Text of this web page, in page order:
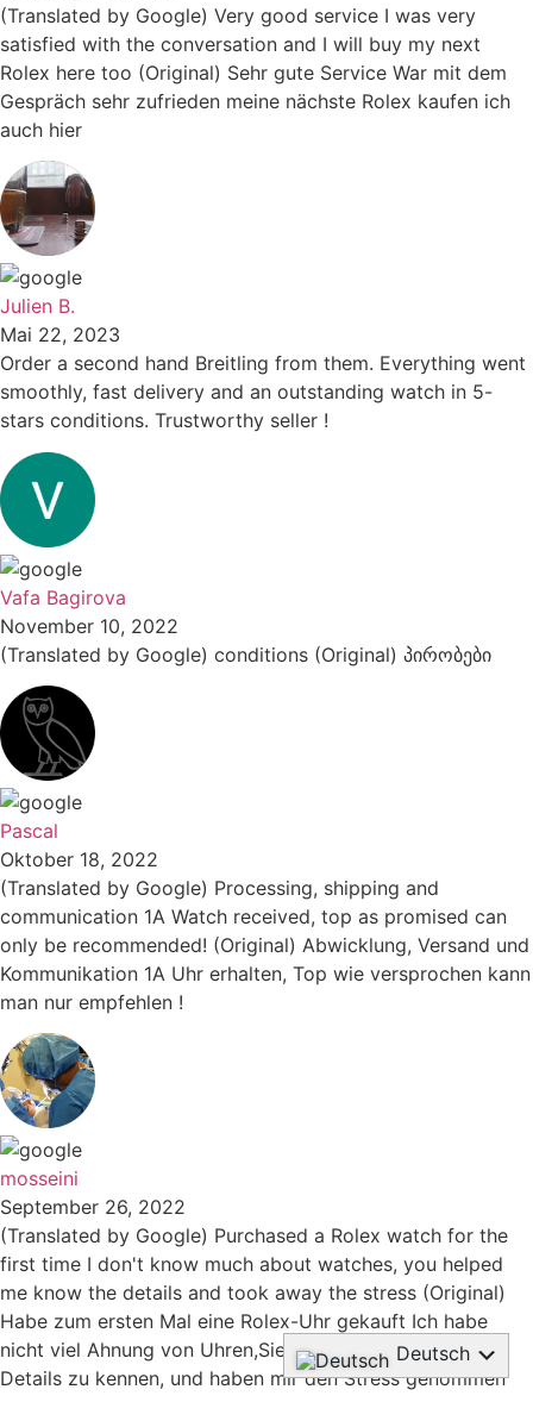
(Translated by Google) Very good service I was very
satisfied with the conversation and I will buy my next
Rolex here too (Original) Sehr gute Service War mit dem
Gespräch sehr zufrieden meine nächste Rolex kaufen ich
auch hier
Julien B.
Mai 22, 2023
Order a second hand Breitling from them. Everything went
smoothly, fast delivery and an outstanding watch in 5-
stars conditions. Trustworthy seller !
Vafa Bagirova
November 10, 2022
(Translated by Google) conditions (Original) პირობები
Pascal
Oktober 18, 2022
(Translated by Google) Processing, shipping and
communication 1A Watch received, top as promised can
only be recommended! (Original) Abwicklung, Versand und
Kommunikation 1A Uhr erhalten, Top wie versprochen kann
man nur empfehlen !
mosseini
September 26, 2022
(Translated by Google) Purchased a Rolex watch for the
first time I don't know much about watches, you helped
me know the details and took away the stress (Original)
Habe zum ersten Mal eine Rolex-Uhr gekauft Ich habe
nicht viel Ahnung von Uhren,Sie haben mir geholfen, die
Details zu kennen, und haben mir den Stress genommen
Deutsch
English